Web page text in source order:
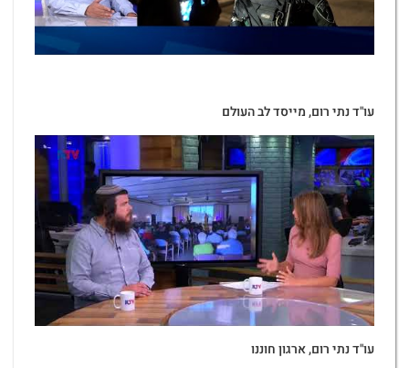
עו"ד נתי רום, מייסד לב העולם
עו"ד נתי רום, ארגון חוננו